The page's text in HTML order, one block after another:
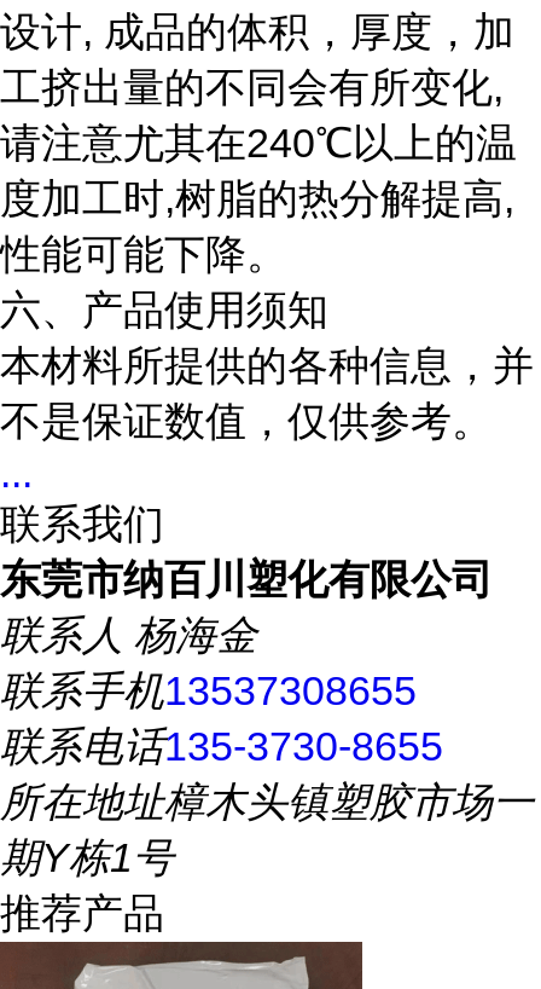
设计, 成品的体积，厚度，加
工挤出量的不同会有所变化,
请注意尤其在240℃以上的温
度加工时,树脂的热分解提高,
性能可能下降。
六、产品使用须知
本材料所提供的各种信息，并
不是保证数值，仅供参考。
...
联系我们
东莞市纳百川塑化有限公司
联系人 杨海金
联系手机13537308655
联系电话135-3730-8655
所在地址樟木头镇塑胶市场一
期Y栋1号
推荐产品